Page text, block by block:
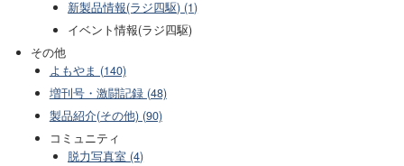
新製品情報(ラジ四駆) (1)
イベント情報(ラジ四駆)
その他
よもやま (140)
増刊号・激闘記録 (48)
製品紹介(その他) (90)
コミュニティ
脱力写真室 (4)